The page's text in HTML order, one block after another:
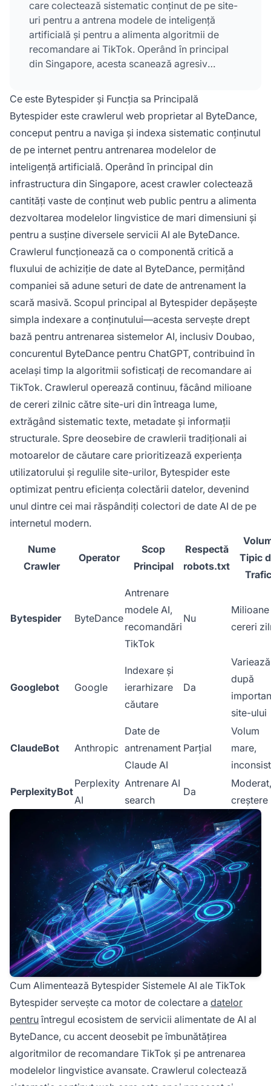
care colectează sistematic conținut de pe site-
uri pentru a antrena modele de inteligență
artificială și pentru a alimenta algoritmii de
recomandare ai TikTok. Operând în principal
din Singapore, acesta scanează agresiv
pentru modele lingvistice de mari dimensiuni,
inclusiv Doubao, concurentul ByteDance
pentru ChatGPT. Crawlerul este cunoscut
pentru ignorarea directivelor robots.txt și
pentru generarea a milioane de cereri zilnic,
devenind unul dintre cei mai răspândiți
colectori de date AI de pe web.
Ce este Bytespider și Funcția sa Principală
Bytespider este crawlerul web proprietar al ByteDance,
conceput pentru a naviga și indexa sistematic conținutul
de pe internet pentru antrenarea modelelor de
inteligență artificială. Operând în principal din
infrastructura din Singapore, acest crawler colectează
cantități vaste de conținut web public pentru a alimenta
dezvoltarea modelelor lingvistice de mari dimensiuni și
pentru a susține diversele servicii AI ale ByteDance.
Crawlerul funcționează ca o componentă critică a
fluxului de achiziție de date al ByteDance, permițând
companiei să adune seturi de date de antrenament la
scară masivă. Scopul principal al Bytespider depășește
simpla indexare a conținutului—acesta servește drept
bază pentru antrenarea sistemelor AI, inclusiv Doubao,
concurentul ByteDance pentru ChatGPT, contribuind în
același timp la algoritmii sofisticați de recomandare ai
TikTok. Crawlerul operează continuu, făcând milioane
de cereri zilnic către site-uri din întreaga lume,
extrăgând sistematic texte, metadate și informații
structurale. Spre deosebire de crawlerii tradiționali ai
motoarelor de căutare care prioritizează experiența
utilizatorului și regulile site-urilor, Bytespider este
optimizat pentru eficiența colectării datelor, devenind
unul dintre cei mai răspândiți colectori de date AI de pe
internetul modern.
Nume
Crawler
Operator
Scop
Principal
Respectă
robots.txt
Tipic
Trafic
Bytespider ByteDance
Antrenare
modele AI,
recomandări
TikTok
Nu
cereri
Googlebot Google
Indexare și
ierarhizare
căutare
Da
Variează
după
site-ului
ClaudeBot Anthropic
Date de
antrenament
Claude AI
Parțial
Volum
mare,
PerplexityBot
Perplexity
AI
Antrenare AI
search
Da
creștere
Cum Alimentează Bytespider Sistemele AI ale TikTok
Bytespider servește ca motor de colectare a datelor
pentruîntregul ecosistem de servicii alimentate de AI al
ByteDance, cu accent deosebit pe îmbunătățirea
algoritmilor de recomandare TikTok și pe antrenarea
modelelor lingvistice avansate. Crawlerul colectează